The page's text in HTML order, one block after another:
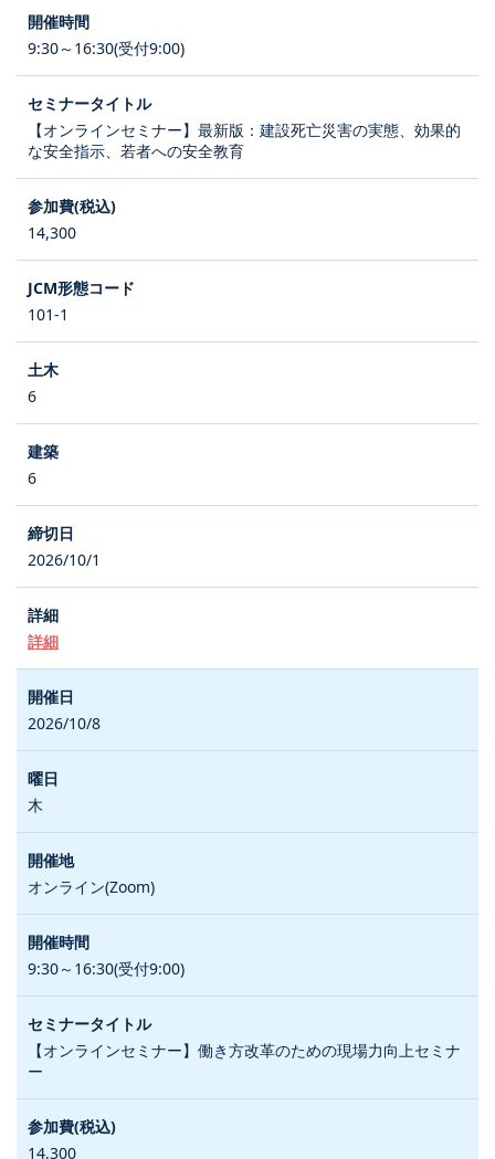
9:30～16:30(受付9:00)
【オンラインセミナー】最新版：建設死亡災害の実態、効果的
な安全指示、若者への安全教育
14,300
101-1
6
6
2026/10/1
詳細
2026/10/8
木
オンライン(Zoom)
9:30～16:30(受付9:00)
【オンラインセミナー】働き方改革のための現場力向上セミナ
ー
14,300